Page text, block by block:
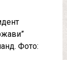
Фото: